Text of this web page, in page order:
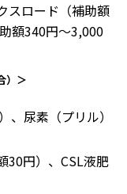
スロード（補助額
額340円〜3,000
）＞
尿素（プリル）
30円）、CSL液肥